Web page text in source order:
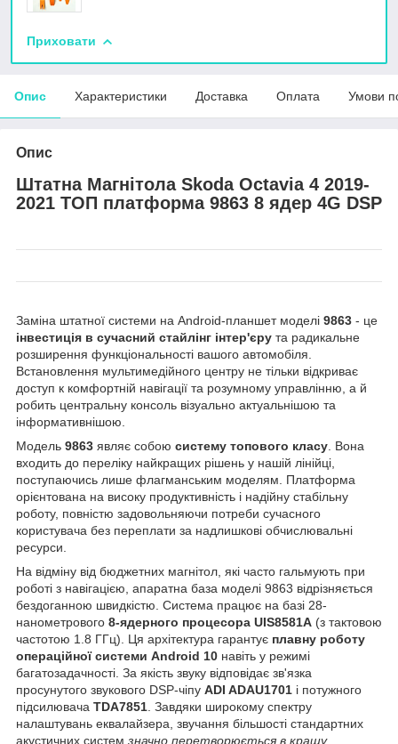
Приховати
Опис Характеристики Доставка Оплата Умови
Опис
Штатна Магнітола Skoda Octavia 4 2019-
2021 ТОП платформа 9863 8 ядер 4G DSP
Заміна штатної системи на Android-планшет моделі 9863 - це
інвестиція в сучасний стайлінг інтер'єру та радикальне
розширення функціональності вашого автомобіля.
Встановлення мультимедійного центру не тільки відкриває
доступ к комфортній навігації та розумному управлінню, а й
робить центральну консоль візуально актуальнішою та
інформативнішою.
Модель 9863 являє собою систему топового класу. Вона
входить до переліку найкращих рішень у нашій лінійці,
поступаючись лише флагманським моделям. Платформа
орієнтована на високу продуктивність і надійну стабільну
роботу, повністю задовольняючи потреби сучасного
користувача без переплати за надлишкові обчислювальні
ресурси.
На відміну від бюджетних магнітол, які часто гальмують при
роботі з навігацією, апаратна база моделі 9863 відрізняється
бездоганною швидкістю. Система працює на базі 28-
нанометрового 8-ядерного процесора UIS8581A (з тактовою
частотою 1.8 ГГц). Ця архітектура гарантує плавну роботу
операційної системи Android 10 навіть у режимі
багатозадачності. За якість звуку відповідає зв'язка
просунутого звукового DSP-чіпу ADI ADAU1701 і потужного
підсилювача TDA7851. Завдяки широкому спектру
налаштувань еквалайзера, звучання більшості стандартних
акустичних систем значно перетворюється в кращу